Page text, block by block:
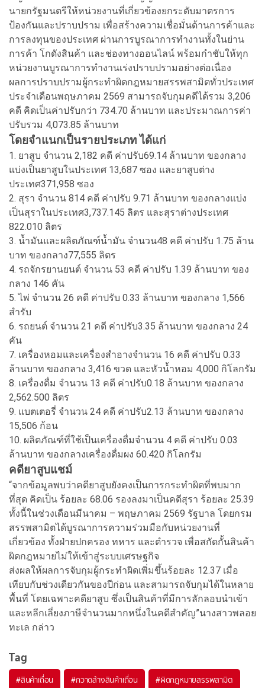
นายกรัฐมนตรีให้หน่วยงานที่เกี่ยวข้องยกระดับมาตรการ
ป้องกันและปราบปราม เพื่อสร้างความเชื่อมั่นด้านการค้าและ
การลงทุนของประเทศ ผ่านการบูรณาการทำงานทั้งในย่าน
การค้า โกดังสินค้า และช่องทางออนไลน์ พร้อมกำชับให้ทุก
หน่วยงานบูรณาการทำงานเร่งปราบปรามอย่างต่อเนื่อง
ผลการปราบปรามผู้กระทำผิดกฎหมายสรรพสามิตทั่วประเทศ
ประจำเดือนพฤษภาคม 2569 สามารถจับกุมคดีได้รวม 3,206
คดี คิดเป็นค่าปรับกว่า 734.70 ล้านบาท และประมาณการค่า
ปรับรวม 4,073.85 ล้านบาท
โดยจำแนกเป็นรายประเภท ได้แก่
1. ยาสูบ จำนวน 2,182 คดี ค่าปรับ69.14 ล้านบาท ของกลาง
แบ่งเป็นยาสูบในประเทศ 13,687 ซอง และยาสูบต่าง
ประเทศ371,958 ซอง
2. สุรา จำนวน 814 คดี ค่าปรับ 9.71 ล้านบาท ของกลางแบ่ง
เป็นสุราในประเทศ3,737.145 ลิตร และสุราต่างประเทศ
822.010 ลิตร
3. น้ำมันและผลิตภัณฑ์น้ำมัน จำนวน48 คดี ค่าปรับ 1.75 ล้าน
บาท ของกลาง77,555 ลิตร
4. รถจักรยานยนต์ จำนวน 53 คดี ค่าปรับ 1.39 ล้านบาท ของ
กลาง 146 คัน
5. ไพ่ จำนวน 26 คดี ค่าปรับ 0.33 ล้านบาท ของกลาง 1,566
สำรับ
6. รถยนต์ จำนวน 21 คดี ค่าปรับ3.35 ล้านบาท ของกลาง 24
คัน
7. เครื่องหอมและเครื่องสำอางจำนวน 16 คดี ค่าปรับ 0.33
ล้านบาท ของกลาง 3,416 ขวด และหัวน้ำหอม 4,000 กิโลกรัม
8. เครื่องดื่ม จำนวน 13 คดี ค่าปรับ0.18 ล้านบาท ของกลาง
2,562.500 ลิตร
9. แบตเตอรี่ จำนวน 24 คดี ค่าปรับ2.13 ล้านบาท ของกลาง
15,506 ก้อน
10. ผลิตภัณฑ์ที่ใช้เป็นเครื่องดื่มจำนวน 4 คดี ค่าปรับ 0.03
ล้านบาท ของกลางเครื่องดื่มผง 60.420 กิโลกรัม
คดียาสูบแชม์
“จากข้อมูลพบว่าคดียาสูบยังคงเป็นการกระทำผิดที่พบมาก
ที่สุด คิดเป็น ร้อยละ 68.06 รองลงมาเป็นคดีสุรา ร้อยละ 25.39
ทั้งนี้ในช่วงเดือนมีนาคม – พฤษภาคม 2569 รัฐบาล โดยกรม
สรรพสามิตได้บูรณาการความร่วมมือกับหน่วยงานที่
เกี่ยวข้อง ทั้งฝ่ายปกครอง ทหาร และตำรวจ เพื่อสกัดกั้นสินค้า
ผิดกฎหมายไม่ให้เข้าสู่ระบบเศรษฐกิจ
ส่งผลให้ผลการจับกุมผู้กระทำผิดเพิ่มขึ้นร้อยละ 12.37 เมื่อ
เทียบกับช่วงเดียวกันของปีก่อน และสามารถจับกุมได้ในหลาย
พื้นที่ โดยเฉพาะคดียาสูบ ซึ่งเป็นสินค้าที่มีการลักลอบนำเข้า
และหลีกเลี่ยงภาษีจำนวนมากหนึ่งในคดีสำคัญ”นางสาวพลอย
ทะเล กล่าว
Tag
#สินค้าเถื่อน #กวาดล้างสินค้าเถื่อน #ผิดกฎหมายสรรพสามิต